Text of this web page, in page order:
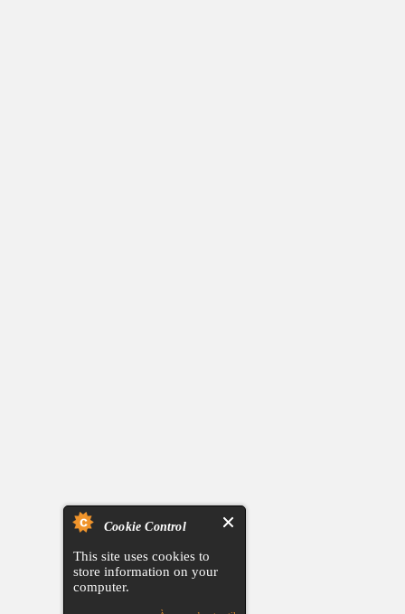
Cookie Control
This site uses cookies to
store information on your
computer.